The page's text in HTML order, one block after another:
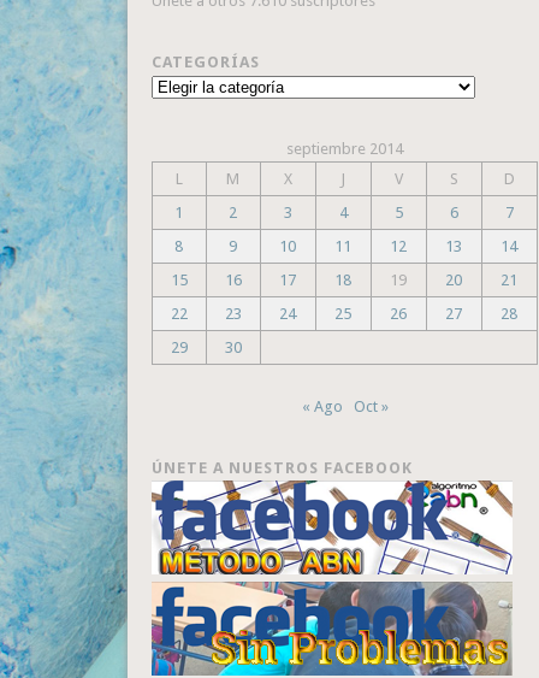
CATEGORÍAS
Categorías
septiembre 2014
L
M X J V S
D
1
2 3 4 5 6
7
8
9 10 11 12 13
14
15
16 17 18 19 20
21
22
23 24 25 26 27
28
29
30
« Ago Oct »
ÚNETE A NUESTROS FACEBOOK